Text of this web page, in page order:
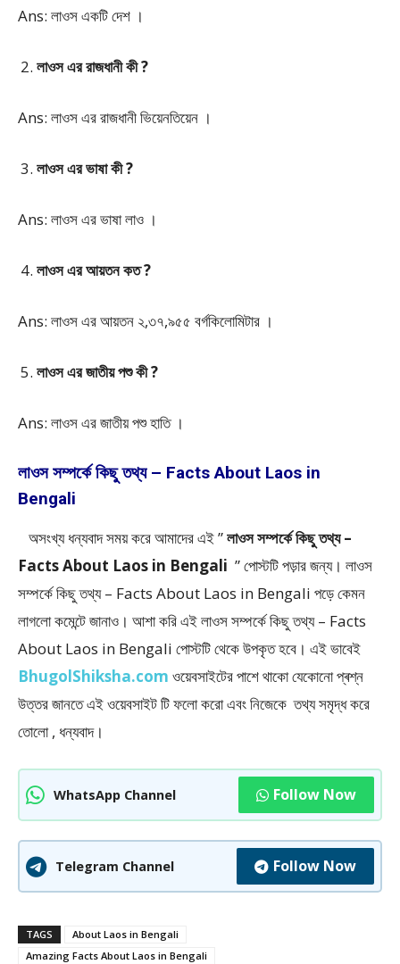
Ans: লাওস একটি দেশ ।
লাওস এর রাজধানী কী ?
Ans: লাওস এর রাজধানী ভিয়েনতিয়েন ।
লাওস এর ভাষা কী ?
Ans: লাওস এর ভাষা লাও ।
লাওস এর আয়তন কত ?
Ans: লাওস এর আয়তন ২,৩৭,৯৫৫ বর্গকিলোমিটার ।
লাওস এর জাতীয় পশু কী ?
Ans: লাওস এর জাতীয় পশু হাতি ।
লাওস সম্পর্কে কিছু তথ্য – Facts About Laos in
Bengali
অসংখ্য ধন্যবাদ সময় করে আমাদের এই ”লাওস সম্পর্কে কিছু তথ্য –
Facts About Laos in Bengali ” পােস্টটি পড়ার জন্য। লাওস
সম্পর্কে কিছু তথ্য – Facts About Laos in Bengali পড়ে কেমন
লাগলো কমেন্টে জানাও। আশা করি এই লাওস সম্পর্কে কিছু তথ্য – Facts
About Laos in Bengali পোস্টটি থেকে উপকৃত হবে। এই ভাবেই
BhugolShiksha.com ওয়েবসাইটের পাশে থাকো যেকোনো প্ৰশ্ন
উত্তর জানতে এই ওয়েবসাইট টি ফলাে করো এবং নিজেকে তথ্য সমৃদ্ধ করে
তোলো , ধন্যবাদ।
WhatsApp Channel Follow Now
Telegram Channel Follow Now
TAGS
About Laos in Bengali
Amazing Facts About Laos in Bengali